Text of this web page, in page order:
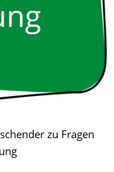
zu Fragen